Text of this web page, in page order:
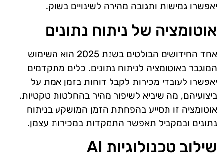
יאפשרו גמישות ותגובה מהירה לשינויים בשוק.
אוטומציה של ניתוח נתונים
אחד החידושים הבולטים בשנת 2025 הוא השימוש
המוגבר באוטומציה לניתוח נתונים. כלים מתקדמים
יאפשרו לעובדי מכירות לקבל דוחות בזמן אמת על
ביצועיהם, מה שיביא לשיפור מהיר בהחלטות טקטיות.
אוטומציה זו תסייע בהפחתת הזמן המושקע בניתוח
נתונים ובמקביל תאפשר התמקדות במכירות עצמן.
שילוב טכנולוגיות AI